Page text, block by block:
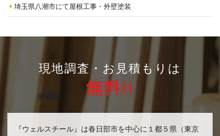
埼玉県八潮市にて屋根工事・外壁塗装
現地調査・お見積もりは
無料!!
『ウェルスチール』は春日部市を中心に１都５県（東京